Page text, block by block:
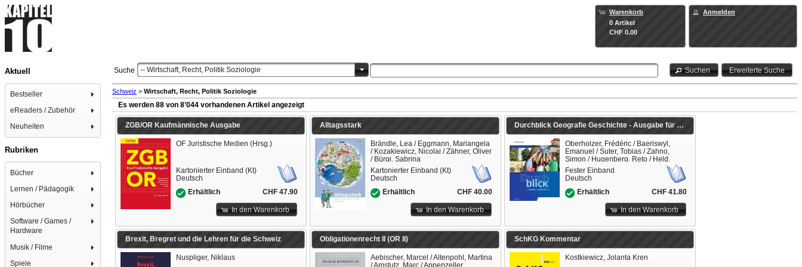
Warenkorb
0 Artikel
CHF 0.00
Anmelden
Aktuell
Bestseller
eReaders / Zubehör
Neuheiten
Rubriken
Bücher
Lernen / Pädagogik
Hörbücher
Software / Games /
Hardware
Musik / Filme
Spiele
Suche -- Wirtschaft, Recht, Politik Soziologie Suchen Erweiterte Suche
Schweiz > Wirtschaft, Recht, Politik Soziologie
Es werden 88 von 8’044 vorhandenen Artikel angezeigt
ZGB/OR Kaufmännische Ausgabe
OF Juristische Medien (Hrsg.)
Kartonierter Einband (Kt)
Deutsch
Erhältlich
CHF 47.90
In den Warenkorb
Alltagsstark
Brändle, Lea / Eggmann, Mariangela
/ Kozakiewicz, Nicolai / Zähner, Oliver
/ Bürgi, Sabrina
Kartonierter Einband (Kt)
Deutsch
Erhältlich
CHF 40.00
In den Warenkorb
Durchblick Geografie Geschichte - Ausgabe für die Schweiz 2025
Oberholzer, Frédéric / Baeriswyl,
Emanuel / Suter, Tobias / Zahno,
Simon / Hugenberg, Reto / Held,
Salome / Stulz, Michael
Fester Einband
Deutsch
Erhältlich
CHF 41.80
In den Warenkorb
Brexit, Bregret und die Lehren für die Schweiz
Nuspliger, Niklaus
Obligationenrecht II (OR II)
Aebischer, Marcel / Altenpohl, Martina
/ Amstutz, Marc / Appenzeller,
SchKG Kommentar
Kostkiewicz, Jolanta Kren